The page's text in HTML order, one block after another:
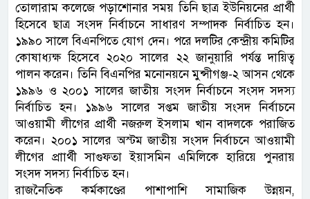
তোলারাম কলেজে পড়াশোনার সময় তিনি ছাত্র ইউনিয়নের প্রার্থী
হিসেবে ছাত্র সংসদ নির্বাচনে সাধারণ সম্পাদক নির্বাচিত হন।
১৯৯০ সালে বিএনপিতে যোগ দেন। পরে দলটির কেন্দ্রীয় কমিটির
কোষাধ্যক্ষ হিসেবে ২০২০ সালের ২২ জানুয়ারি পর্যন্ত দায়িত্ব
পালন করেন। তিনি বিএনপির মনোনয়নে মুন্সীগঞ্জ-২ আসন থেকে
১৯৯৬ ও ২০০১ সালের জাতীয় সংসদ নির্বাচনে সংসদ সদস্য
নির্বাচিত হন। ১৯৯৬ সালের সপ্তম জাতীয় সংসদ নির্বাচনে
আওয়ামী লীগের প্রার্থী নজরুল ইসলাম খান বাদলকে পরাজিত
করেন। ২০০১ সালের অস্টম জাতীয় সংসদ নির্বাচনে আওয়ামী
লীগের প্রাার্থী সাগুফতা ইয়াসমিন এমিলিকে হারিয়ে পুনরায়
সংসদ সদস্য নির্বাচিত হন।
রাজনৈতিক কর্মকাণ্ডের পাশাপাশি সামাজিক উন্নয়ন,